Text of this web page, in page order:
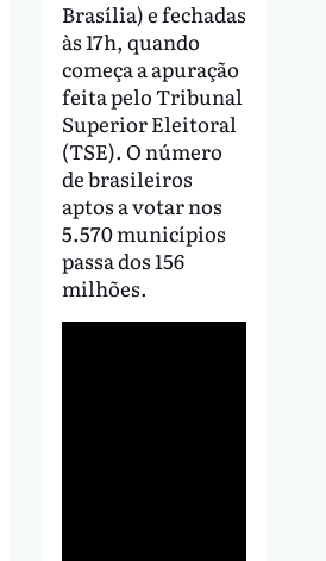
Brasília) e fechadas
às 17h, quando
começa a apuração
feita pelo Tribunal
Superior Eleitoral
(TSE). O número
de brasileiros
aptos a votar nos
5.570 municípios
passa dos 156
milhões.